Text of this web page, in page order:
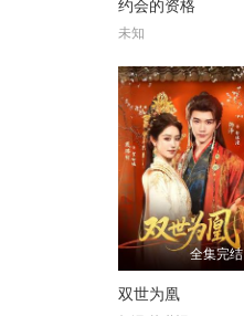
约会的资格
未知
全集完结
双世为凰